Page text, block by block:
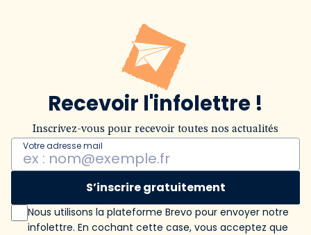
Recevoir l'infolettre !
Inscrivez-vous pour recevoir toutes nos actualités
Votre adresse mail
S’inscrire gratuitement
Nous utilisons la plateforme Brevo pour envoyer notre
infolettre. En cochant cette case, vous acceptez que